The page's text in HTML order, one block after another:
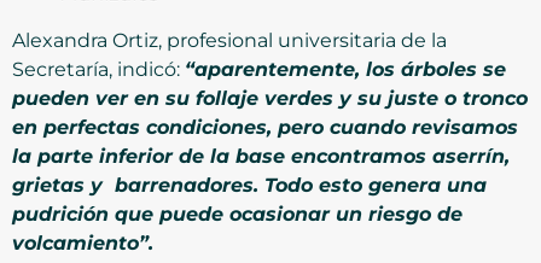
Alexandra Ortiz, profesional universitaria de la
Secretaría, indicó: “aparentemente, los árboles se
pueden ver en su follaje verdes y su juste o tronco
en perfectas condiciones, pero cuando revisamos
la parte inferior de la base encontramos aserrín,
grietas y barrenadores. Todo esto genera una
pudrición que puede ocasionar un riesgo de
volcamiento”.